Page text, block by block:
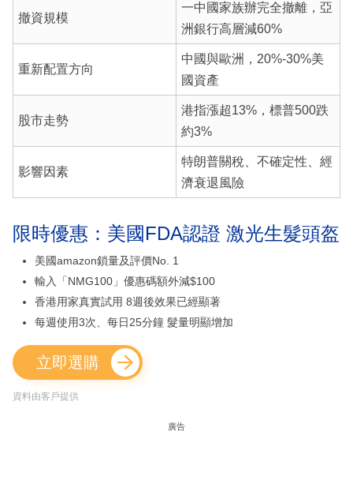
撤資規模
一中國家族辦完全撤離，亞
洲銀行高層減60%
重新配置方向
中國與歐洲，20%-30%美
國資產
股市走勢
港指漲超13%，標普500跌
約3%
影響因素
特朗普關稅、不確定性、經
濟衰退風險
限時優惠：美國FDA認證 激光生髮頭盔
美國amazon鎖量及評價No. 1
輸入「NMG100」優惠碼額外減$100
香港用家真實試用 8週後效果已經顯著
每週使用3次、每日25分鐘 髮量明顯增加
立即選購
資料由客戶提供
廣告